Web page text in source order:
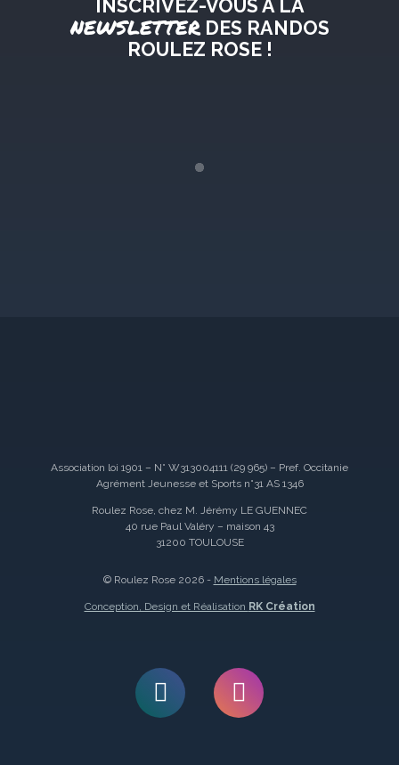
INSCRIVEZ-VOUS À LA
NEWSLETTERDES RANDOS
ROULEZ ROSE !
Association loi 1901 – N° W313004111 (29 965) – Pref. Occitanie
Agrément Jeunesse et Sports n°31 AS 1346
Roulez Rose, chez M. Jérémy LE GUENNEC
40 rue Paul Valéry – maison 43
31200 TOULOUSE
© Roulez Rose 2026 - Mentions légales
Conception, Design et Réalisation RK Création